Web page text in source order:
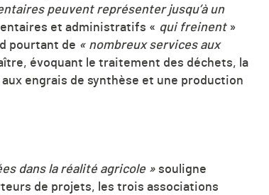
peuvent représenter jusqu’à un
et administratifs « qui freinent»
pourtant de « nombreux services aux
évoquant le traitement des déchets, la
engrais de synthèse et une production
dans la réalité agricole » souligne
de projets, les trois associations